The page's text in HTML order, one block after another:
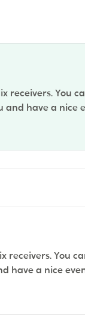
receivers. You
and have a nice
You
have a nice